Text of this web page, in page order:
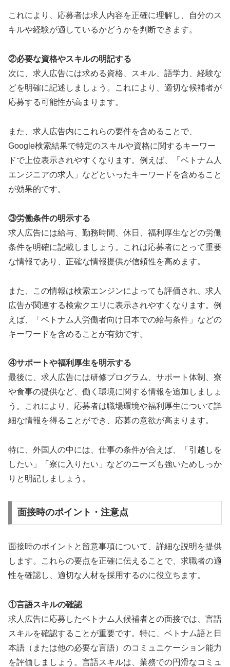
これにより、応募者は求人内容を正確に理解し、自分のス
キルや経験が適しているかどうかを判断できます。
②必要な資格やスキルの明記する
次に、求人広告には求める資格、スキル、語学力、経験な
どを明確に記述しましょう。これにより、適切な候補者が
応募する可能性が高まります。
また、求人広告内にこれらの要件を含めることで、
Google検索結果で特定のスキルや資格に関するキーワー
ドで上位表示されやすくなります。例えば、「ベトナム人
エンジニアの求人」などといったキーワードを含めること
が効果的です。
③労働条件の明示する
求人広告には給与、勤務時間、休日、福利厚生などの労働
条件を明確に記載しましょう。これは応募者にとって重要
な情報であり、正確な情報提供が信頼性を高めます。
また、この情報は検索エンジンによっても評価され、求人
広告が関連する検索クエリに表示されやすくなります。例
えば、「ベトナム人労働者向け日本での給与条件」などの
キーワードを含めることが有効です。
④サポートや福利厚生を明示する
最後に、求人広告には研修プログラム、サポート体制、寮
や食事の提供など、働く環境に関する情報を追加しましょ
う。これにより、応募者は職場環境や福利厚生について詳
細な情報を得ることができ、応募の意欲が高まります。
特に、外国人の中には、仕事の条件が合えば、「引越しを
したい」「寮に入りたい」などのニーズも強いためしっか
りと明記しましょう。
面接時のポイント・注意点
面接時のポイントと留意事項について、詳細な説明を提供
します。これらの要点を正確に伝えることで、求職者の適
性を確認し、適切な人材を採用するのに役立ちます。
①言語スキルの確認
求人広告に応募したベトナム人候補者との面接では、言語
スキルを確認することが重要です。特に、ベトナム語と日
本語（または他の必要な言語）のコミュニケーション能力
を評価しましょう。言語スキルは、業務での円滑なコミュ